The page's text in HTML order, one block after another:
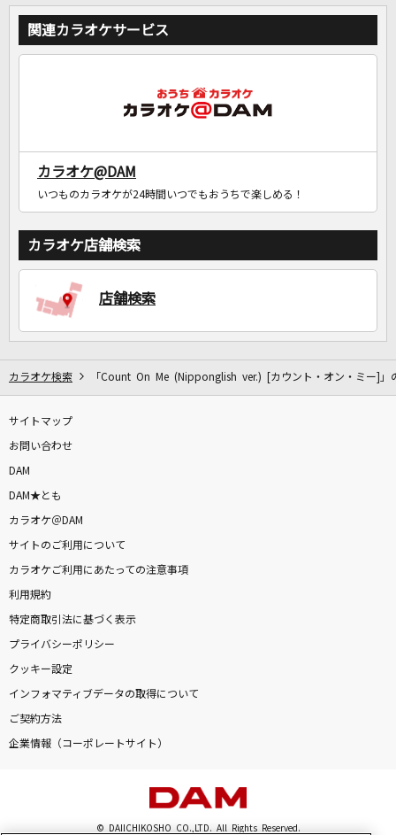
関連カラオケサービス
カラオケ@DAM
いつものカラオケが24時間いつでもおうちで楽しめる！
カラオケ店舗検索
店舗検索
カラオケ検索 「Count On Me (Nipponglish ver.) [カウント・オン・ミー]」
サイトマップ
お問い合わせ
DAM
DAM★とも
カラオケ＠DAM
サイトのご利用について
カラオケご利用にあたっての注意事項
利用規約
特定商取引法に基づく表示
プライバシーポリシー
クッキー設定
インフォマティブデータの取得について
ご契約方法
企業情報（コーポレートサイト）
© DAIICHIKOSHO CO.,LTD. All Rights Reserved.